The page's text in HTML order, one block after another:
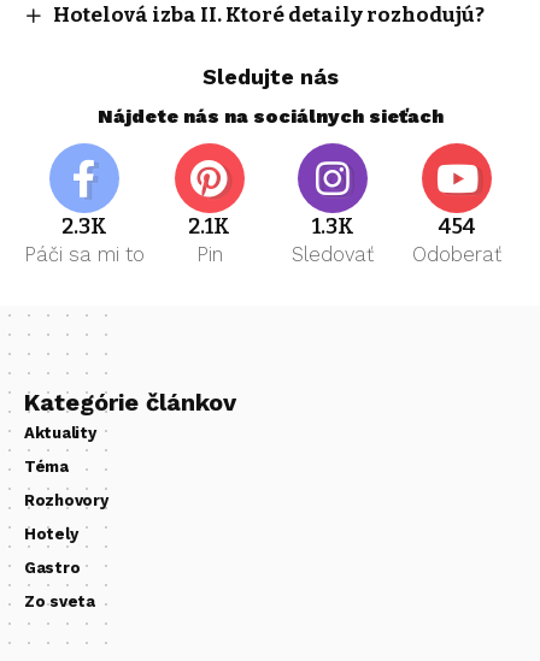
Hotelová izba II. Ktoré detaily rozhodujú?
Sledujte nás
Nájdete nás na sociálnych sieťach
2.3K
Páči sa mi to
2.1K
Pin
1.3K
Sledovať
454
Odoberať
Kategórie článkov
Aktuality
Téma
Rozhovory
Hotely
Gastro
Zo sveta